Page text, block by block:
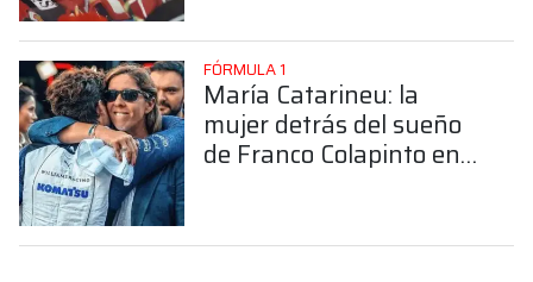
FÓRMULA 1
María Catarineu: la
mujer detrás del sueño
de Franco Colapinto en